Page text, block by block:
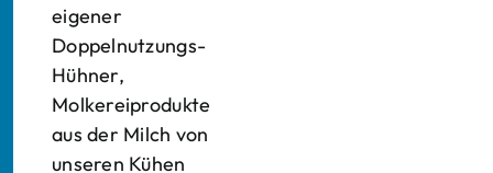
eigener
Doppelnutzungs-
Hühner,
Molkereiprodukte
aus der Milch von
unseren Kühen